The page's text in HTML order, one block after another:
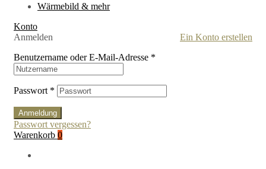
Wärmebild & mehr
Konto
Anmelden
Ein Konto erstellen
Benutzername oder E-Mail-Adresse *
Passwort *
Anmeldung
Passwort vergessen?
Warenkorb 0